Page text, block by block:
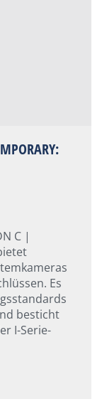
C |
Es
besticht
I-Serie-